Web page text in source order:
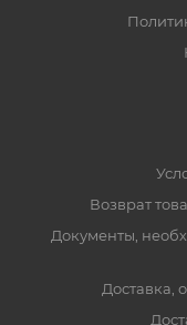
Возврат
Документы,
Доставка,